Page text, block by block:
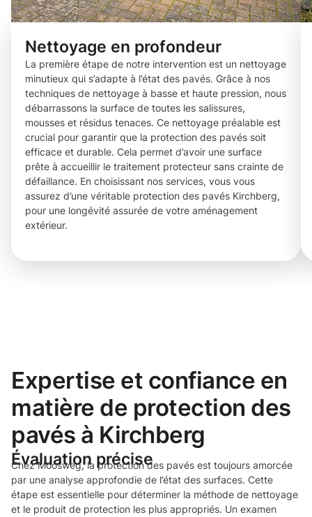
Nettoyage en profondeur
La première étape de notre intervention est un nettoyage
minutieux qui s’adapte à l’état des pavés. Grâce à nos
techniques de nettoyage à basse et haute pression, nous
débarrassons la surface de toutes les salissures,
mousses et résidus tenaces. Ce nettoyage préalable est
crucial pour garantir que la protection des pavés soit
efficace et durable. Cela permet d’avoir une surface
prête à accueillir le traitement protecteur sans crainte de
défaillance. En choisissant nos services, vous vous
assurez d’une véritable protection des pavés Kirchberg,
pour une longévité assurée de votre aménagement
extérieur.
Expertise et confiance en
matière de protection des
pavés à Kirchberg
Évaluation précise
Chez Moosweg, la protection des pavés est toujours amorcée
par une analyse approfondie de l’état des surfaces. Cette
étape est essentielle pour déterminer la méthode de nettoyage
et le produit de protection les plus appropriés. Un examen